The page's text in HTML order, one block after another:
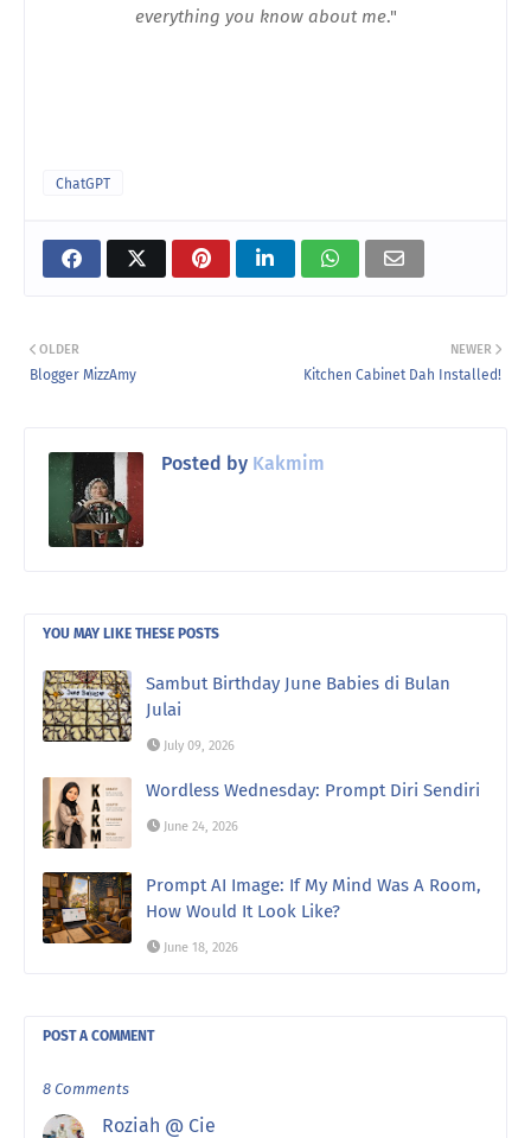
everything you know about me."
ChatGPT
NEWER
Kitchen Cabinet Dah Installed!
OLDER
Blogger MizzAmy
Posted by Kakmim
YOU MAY LIKE THESE POSTS
Sambut Birthday June Babies di Bulan
Julai
July 09, 2026
Wordless Wednesday: Prompt Diri Sendiri
June 24, 2026
Prompt AI Image: If My Mind Was A Room,
How Would It Look Like?
June 18, 2026
POST A COMMENT
8 Comments
Roziah @ Cie